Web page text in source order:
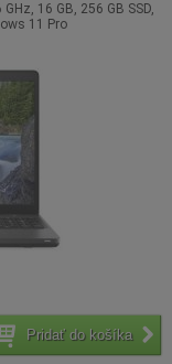
16 GB, 256 GB SSD,
11 Pro
Pridať do košíka